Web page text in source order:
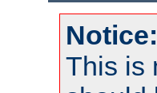
Notice:
This is